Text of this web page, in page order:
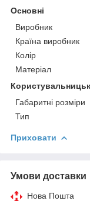
Основні
Виробник
Країна виробник
Колір
Матеріал
Габаритні розміри
Тип
Приховати
Умови доставки
Нова Пошта